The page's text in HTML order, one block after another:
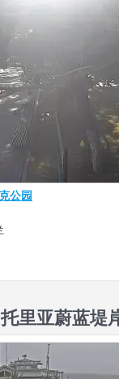
公园
里亚蔚蓝堤